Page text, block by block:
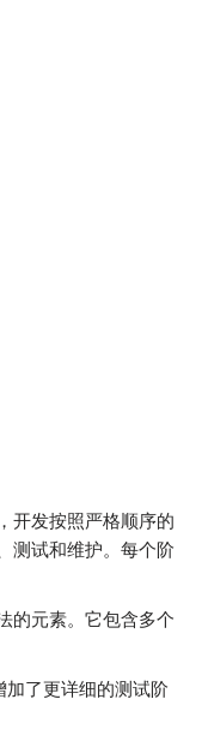
开发按照严格顺序的
测试和维护。每个阶
的元素。它包含多个
了更详细的测试阶